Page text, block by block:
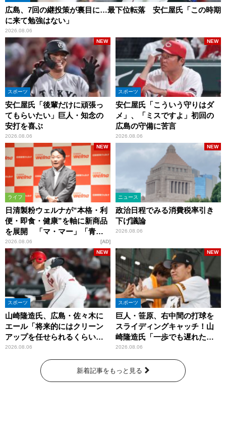
広島、7回の継投策が裏目に…最下位転落 安仁屋氏「この時期
に来て勉強はない」
2026.08.06
スポーツ
安仁屋氏「後輩だけに頑張っ
てもらいたい」巨人・知念の
安打を喜ぶ
2026.08.06
NEW
スポーツ
安仁屋氏「こういう守りはダ
メ」、「ミスですよ」初回の
広島の守備に苦言
2026.08.06
NEW
ライフ
日清製粉ウェルナが“本格・利
便・即食・健康”を軸に新商品
を展開 「マ・マー」「青の
洞窟」ブランドを強化
2026.08.06
NEW
AD
ニュース
政治日程でみる消費税率引き
下げ議論
2026.08.06
NEW
スポーツ
山崎隆造氏、広島・佐々木に
エール「将来的にはクリーン
アップを任せられるくらいま
では成長して」
2026.08.06
NEW
スポーツ
巨人・笹原、右中間の打球を
スライディングキャッチ！山
崎隆造氏「一歩でも遅れた
ら…」
2026.08.06
NEW
新着記事をもっと見る